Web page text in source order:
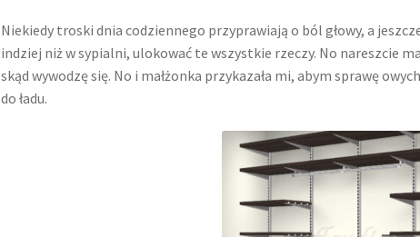
Niekiedy troski dnia codziennego przyprawiają o ból głowy, a
indziej niż w sypialni, ulokować te wszystkie rzeczy. No nareszcie
skąd wywodzę się. No i małżonka przykazała mi, abym sprawę
do ładu.